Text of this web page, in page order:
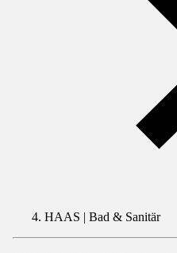
HAAS | Bad & Sanitär